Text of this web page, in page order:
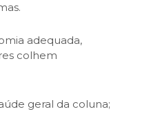
adequada,
colhem
geral da coluna;